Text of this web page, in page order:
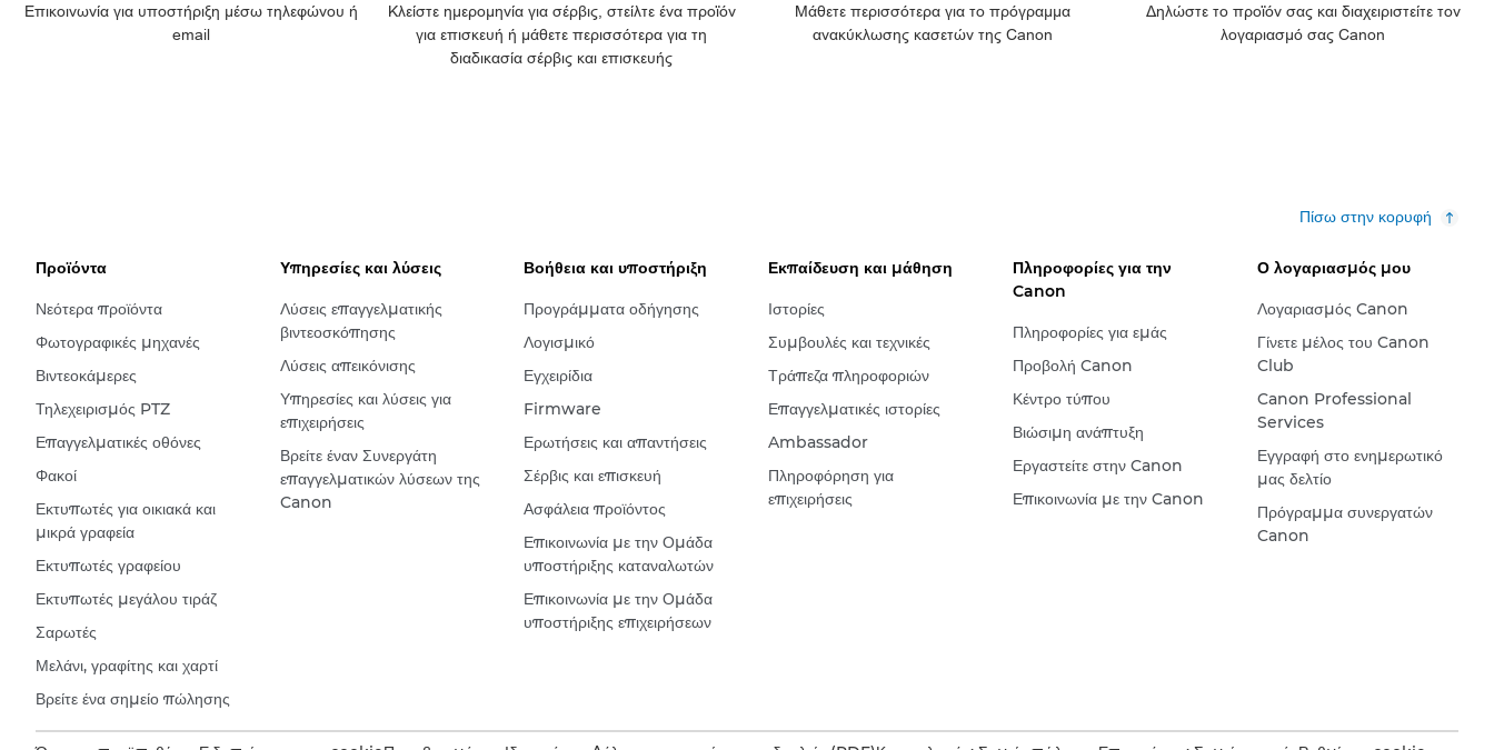
Επικοινωνία για υποστήριξη μέσω τηλεφώνου ή
email
Κλείστε ημερομηνία για σέρβις, στείλτε ένα προϊόν
για επισκευή ή μάθετε περισσότερα για τη
διαδικασία σέρβις και επισκευής
Μάθετε περισσότερα για το πρόγραμμα
ανακύκλωσης κασετών της Canon
Δηλώστε το προϊόν σας και διαχειριστείτε τον
λογαριασμό σας Canon
Πίσω στην κορυφή
Προϊόντα
Νεότερα προϊόντα
Φωτογραφικές μηχανές
Βιντεοκάμερες
Τηλεχειρισμός PTZ
Επαγγελματικές οθόνες
Φακοί
Εκτυπωτές για οικιακά και
μικρά γραφεία
Εκτυπωτές γραφείου
Εκτυπωτές μεγάλου τιράζ
Σαρωτές
Μελάνι, γραφίτης και χαρτί
Βρείτε ένα σημείο πώλησης
Υπηρεσίες και λύσεις
Λύσεις επαγγελματικής
βιντεοσκόπησης
Λύσεις απεικόνισης
Υπηρεσίες και λύσεις για
επιχειρήσεις
Βρείτε έναν Συνεργάτη
επαγγελματικών λύσεων της
Canon
Βοήθεια και υποστήριξη
Προγράμματα οδήγησης
Λογισμικό
Εγχειρίδια
Firmware
Ερωτήσεις και απαντήσεις
Σέρβις και επισκευή
Ασφάλεια προϊόντος
Επικοινωνία με την Ομάδα
υποστήριξης καταναλωτών
Επικοινωνία με την Ομάδα
υποστήριξης επιχειρήσεων
Εκπαίδευση και μάθηση
Ιστορίες
Συμβουλές και τεχνικές
Τράπεζα πληροφοριών
Επαγγελματικές ιστορίες
Ambassador
Πληροφόρηση για
επιχειρήσεις
Πληροφορίες για την
Canon
Πληροφορίες για εμάς
Προβολή Canon
Κέντρο τύπου
Βιώσιμη ανάπτυξη
Εργαστείτε στην Canon
Επικοινωνία με την Canon
Ο λογαριασμός μου
Λογαριασμός Canon
Γίνετε μέλος του Canon
Club
Canon Professional
Services
Εγγραφή στο ενημερωτικό
μας δελτίο
Πρόγραμμα συνεργατών
Canon